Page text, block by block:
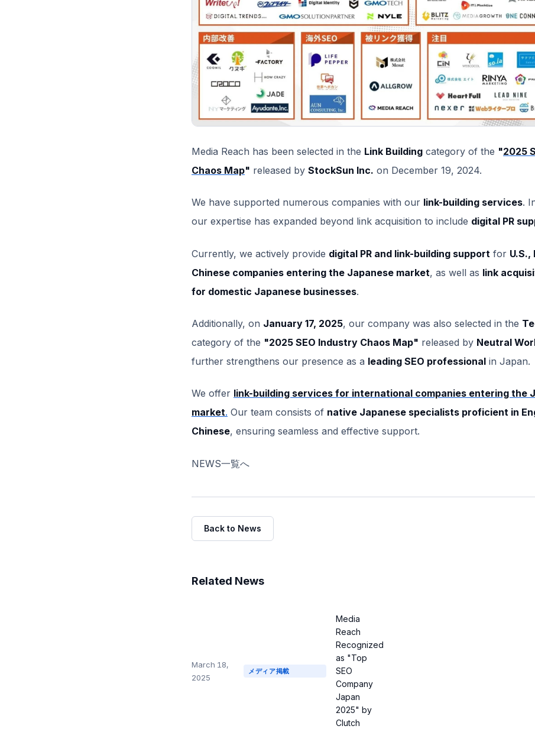
Media Reach has been selected in the Link Building category of the "2025
Chaos Map" released by StockSun Inc. on December 19, 2024.
We have supported numerous companies with our link-building services.
our expertise has expanded beyond link acquisition to include digital PR
Currently, we actively provide digital PR and link-building support for U.S.,
Chinese companies entering the Japanese market, as well as link
for domestic Japanese businesses.
Additionally, on January 17, 2025, our company was also selected in the
category of the "2025 SEO Industry Chaos Map" released by Neutral
further strengthens our presence as a leading SEO professional in Japan.
We offer link-building services for international companies entering the
market. Our team consists of native Japanese specialists proficient in
Chinese, ensuring seamless and effective support.
NEWS一覧へ
Back to News
Related News
March 18,
2025
メディア掲載
Media
Reach
Recognized
as "Top
SEO
Company
Japan
2025" by
Clutch